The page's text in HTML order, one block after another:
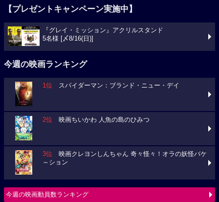
【プレゼントキャンペーン実施中】
『グレイ・ミッション』アクリルスタンド
5名様 [〆8/16(日)]
今週の映画ランキング
1位 スパイダーマン：ブランド・ニュー・デイ
2位 映画ちいかわ 人魚の島のひみつ
3位 映画クレヨンしんちゃん 奇々怪々！オラの妖怪バケ
～ション
今週の映画動員数ランキング